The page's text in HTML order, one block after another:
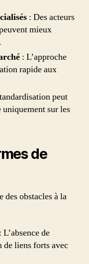
: Des acteurs
mieux
: L’approche
rapide aux
peut
uniquement sur les
de
obstacles à la
: L’absence de
liens forts avec